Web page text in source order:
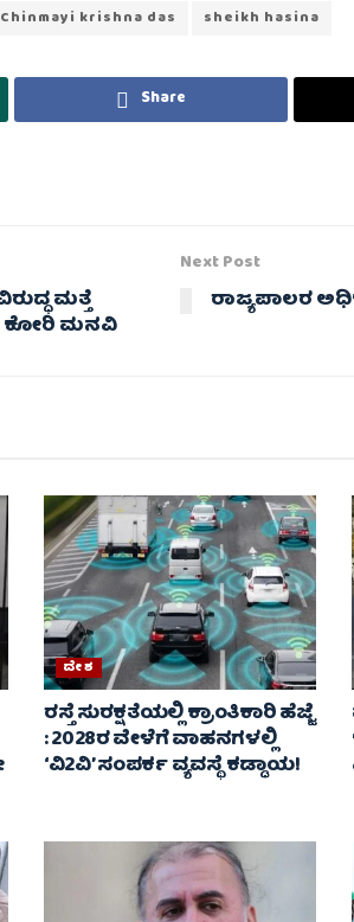
Chinmayi krishna das sheikh hasina
Share
ಮತ್ತೆ
ಕೋರಿ ಮನವಿ
Next Post
ರಾಜ್ಯಪಾಲರ
ದೇಶ
ರಸ್ತೆ ಸುರಕ್ಷತೆಯಲ್ಲಿ ಕ್ರಾಂತಿಕಾರಿ ಹೆಜ್ಜೆ
: 2028ರ ವೇಳೆಗೆ ವಾಹನಗಳಲ್ಲಿ
‘ವಿ2ವಿ’ ಸಂಪರ್ಕ ವ್ಯವಸ್ಥೆ ಕಡ್ಡಾಯ!